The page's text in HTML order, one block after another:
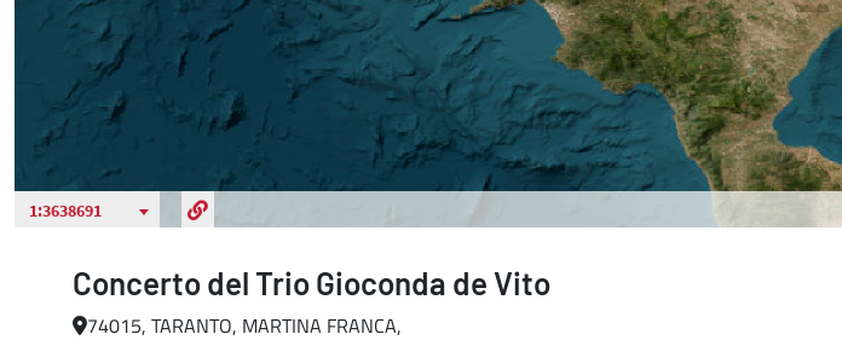
Concerto del Trio Gioconda de Vito
74015, TARANTO, MARTINA FRANCA,